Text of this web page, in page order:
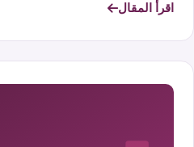
اقرأ المقال